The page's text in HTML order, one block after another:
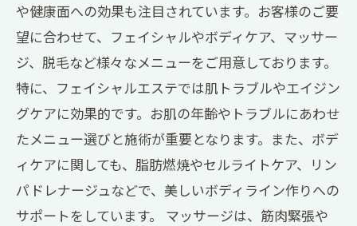
や健康面への効果も注目されています。お客様のご要
望に合わせて、フェイシャルやボディケア、マッサー
ジ、脱毛など様々なメニューをご用意しております。
特に、フェイシャルエステでは肌トラブルやエイジン
グケアに効果的です。お肌の年齢やトラブルにあわせ
たメニュー選びと施術が重要となります。また、ボデ
ィケアに関しても、脂肪燃焼やセルライトケア、リン
パドレナージュなどで、美しいボディライン作りへの
サポートをしています。 マッサージは、筋肉緊張や